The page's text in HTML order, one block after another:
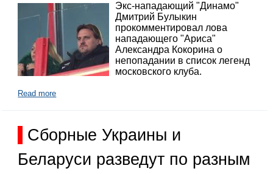
Экс-нападающий "Динамо"
Дмитрий Булыкин
прокомментировал лова
нападающего "Ариса"
Александра Кокорина о
непопадании в список легенд
московского клуба.
Read more
Сборные Украины и
Беларуси разведут по разным